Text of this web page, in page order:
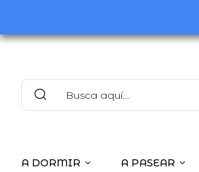
A DORMIR A PASEAR